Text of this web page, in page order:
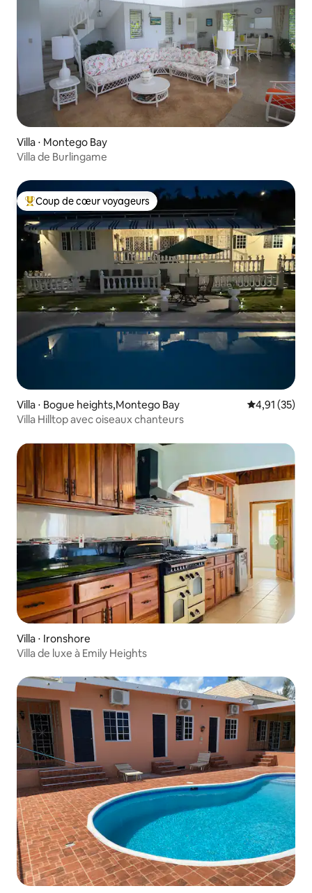
Villa ⋅ Montego Bay
Villa de Burlingame
Coups de cœur voyageurs les plus appréciés
Coup de cœur voyageurs
Villa ⋅ Bogue heights,Montego Bay Évaluation
4,91 (35)
Villa Hilltop avec oiseaux chanteurs
Villa ⋅ Ironshore
Villa de luxe à Emily Heights